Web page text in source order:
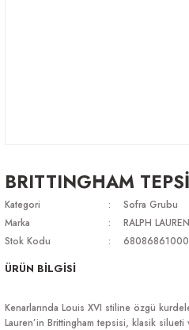
BRITTINGHAM
Kategori
Sofra Grubu
Marka
RALPH
Stok Kodu
ÜRÜN BİLGİSİ
Kenarlarında Louis XVI stiline özgü
Lauren’in Brittingham tepsisi, klasik silueti